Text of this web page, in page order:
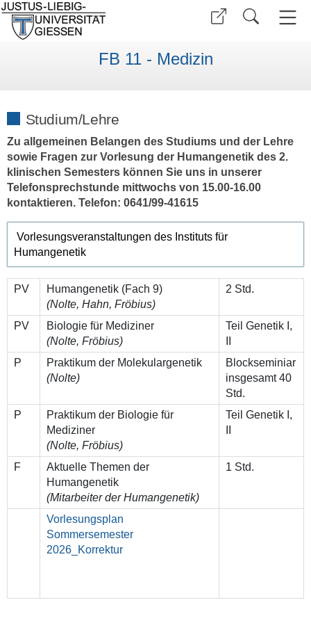
FB 11 - Medizin
Studium/Lehre
Zu allgemeinen Belangen des Studiums und der Lehre
sowie Fragen zur Vorlesung der Humangenetik des 2.
klinischen Semesters können Sie uns in unserer
Telefonsprechstunde mittwochs von 15.00-16.00
kontaktieren. Telefon: 0641/99-41615
Vorlesungsveranstaltungen des Instituts für
Humangenetik
PV
Humangenetik (Fach 9)
(Nolte, Hahn, Fröbius)
2 Std.
PV
Biologie für Mediziner
(Nolte, Fröbius)
Teil Genetik I,
P
Praktikum der Molekulargenetik
(Nolte)
Blockseminiar
insgesamt 40
Std.
P
Praktikum der Biologie für
Mediziner
(Nolte, Fröbius)
Teil Genetik I,
F
Aktuelle Themen der
Humangenetik
(Mitarbeiter der Humangenetik)
1 Std.
Vorlesungsplan
Sommersemester
2026_Korrektur